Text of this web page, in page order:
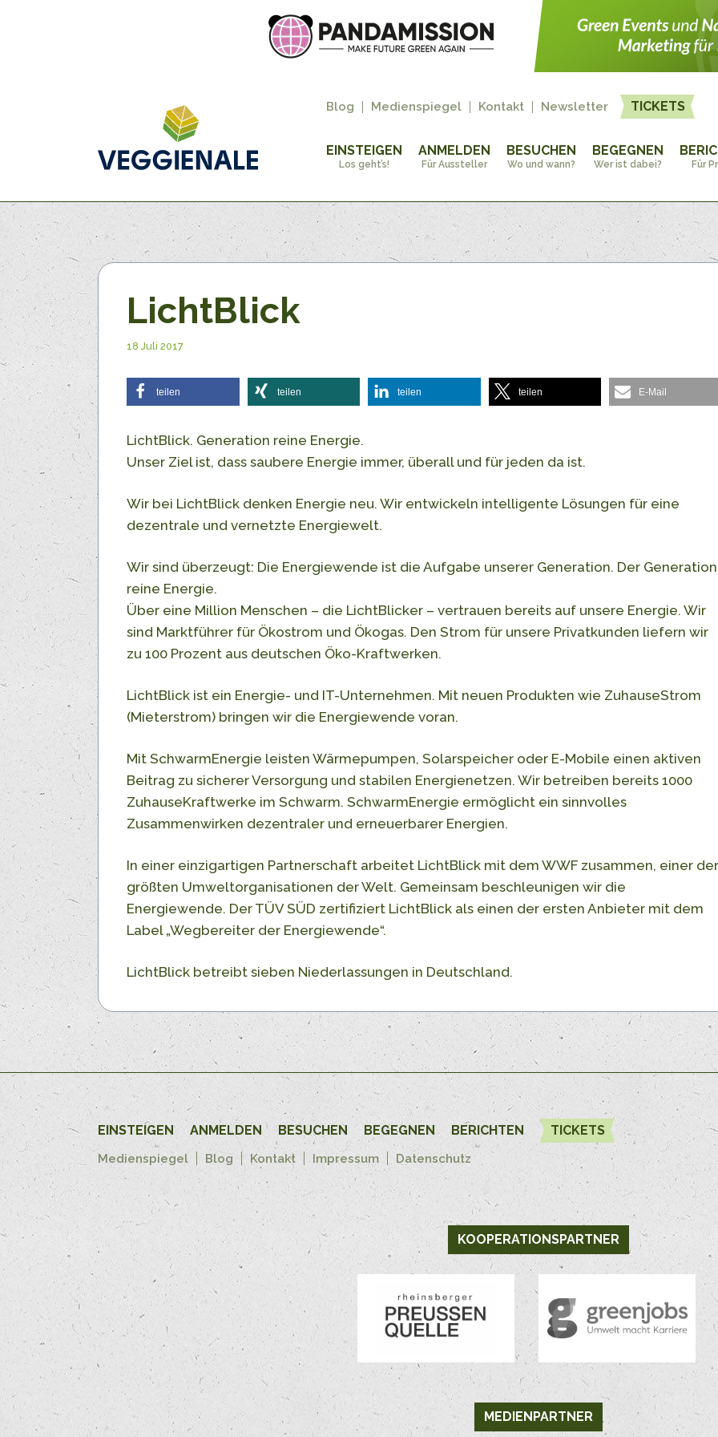
Blog Medienspiegel Kontakt Newsletter TICKETS
EINSTEIGEN
Los geht’s!
ANMELDEN
Für Aussteller
BESUCHEN
Wo und wann?
BEGEGNEN
Wer ist dabei? Für
LichtBlick
18 Juli 2017
teilen teilen teilen teilen E-Mail
LichtBlick. Generation reine Energie.
Unser Ziel ist, dass saubere Energie immer, überall und für jeden da ist.
Wir bei LichtBlick denken Energie neu. Wir entwickeln intelligente Lösungen für eine
dezentrale und vernetzte Energiewelt.
Wir sind überzeugt: Die Energiewende ist die Aufgabe unserer Generation. Der Generation
reine Energie.
Über eine Million Menschen – die LichtBlicker – vertrauen bereits auf unsere Energie. Wir
sind Marktführer für Ökostrom und Ökogas. Den Strom für unsere Privatkunden liefern wir
zu 100 Prozent aus deutschen Öko-Kraftwerken.
LichtBlick ist ein Energie- und IT-Unternehmen. Mit neuen Produkten wie ZuhauseStrom
(Mieterstrom) bringen wir die Energiewende voran.
Mit SchwarmEnergie leisten Wärmepumpen, Solarspeicher oder E-Mobile einen aktiven
Beitrag zu sicherer Versorgung und stabilen Energienetzen. Wir betreiben bereits 1000
ZuhauseKraftwerke im Schwarm. SchwarmEnergie ermöglicht ein sinnvolles
Zusammenwirken dezentraler und erneuerbarer Energien.
In einer einzigartigen Partnerschaft arbeitet LichtBlick mit dem WWF zusammen, einer der
größten Umweltorganisationen der Welt. Gemeinsam beschleunigen wir die
Energiewende. Der TÜV SÜD zertifiziert LichtBlick als einen der ersten Anbieter mit dem
Label „Wegbereiter der Energiewende“.
LichtBlick betreibt sieben Niederlassungen in Deutschland.
EINSTEIGEN ANMELDEN BESUCHEN BEGEGNEN BERICHTEN TICKETS
Medienspiegel Blog Kontakt Impressum Datenschutz
KOOPERATIONSPARTNER
MEDIENPARTNER